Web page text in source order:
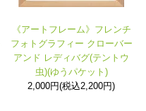
《アートフレーム》フレンチ
フォトグラフィー クローバー
アンド レディバグ(テントウ
虫)(ゆうパケット)
2,000円(税込2,200円)